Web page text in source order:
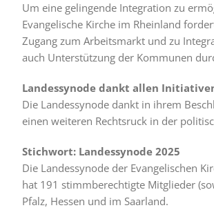
Um eine gelingende Integration zu
Evangelische Kirche im Rheinland
Zugang zum Arbeitsmarkt und zu
auch Unterstützung der Kommunen
Landessynode dankt allen
Die Landessynode dankt in ihrem
einen weiteren Rechtsruck in der
Stichwort: Landessynode 2025
Die Landessynode der Evangelischen
hat 191 stimmberechtigte Mitglieder
Pfalz, Hessen und im Saarland.